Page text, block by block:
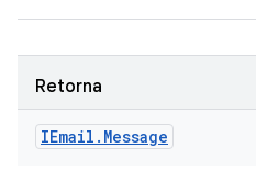
Retorna
IEmail . Message